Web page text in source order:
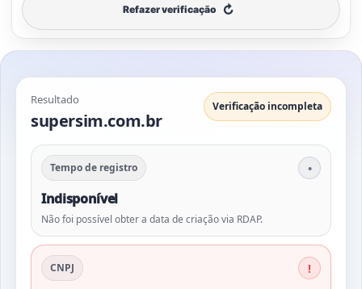
Refazer verificação ↻
Resultado
supersim.com.br
Verificação incompleta
Tempo de registro
Indisponível
Não foi possível obter a data de criação via RDAP.
CNPJ